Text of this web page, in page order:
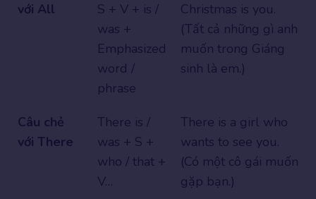
với All
S + V + is /
was +
Emphasized
word /
phrase
Christmas is you.
(Tất cả những gì anh
muốn trong Giáng
sinh là em.)
Câu chẻ
với There
There is /
was + S +
who / that +
V…
There is a girl who
wants to see you.
(Có một cô gái muốn
gặp bạn.)